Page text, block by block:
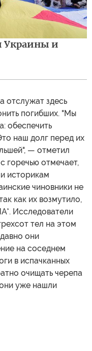
Украины и
отслужат здесь
погибших. "Мы
обеспечить
наш долг перед их
— отметил
горечью отмечает,
историкам
чиновники не
как их возмутило,
Исследователи
тел на этом
они
на соседнем
в испачканных
очищать черепа
уже нашли